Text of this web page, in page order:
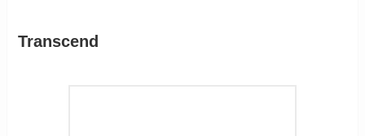
Transcend